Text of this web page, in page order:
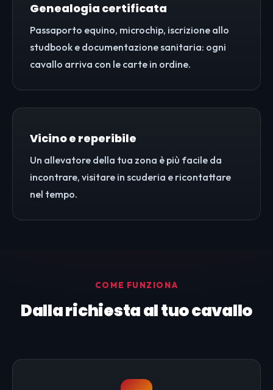
Genealogia certificata
Passaporto equino, microchip, iscrizione allo
studbook e documentazione sanitaria: ogni
cavallo arriva con le carte in ordine.
Vicino e reperibile
Un allevatore della tua zona è più facile da
incontrare, visitare in scuderia e ricontattare
nel tempo.
COME FUNZIONA
Dalla richiesta al tuo cavallo